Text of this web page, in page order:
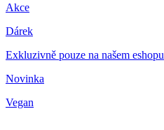
Akce
Dárek
Exkluzivně pouze na našem eshopu
Novinka
Vegan